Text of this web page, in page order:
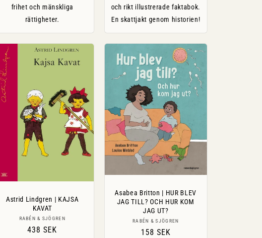
frihet och mänskliga
rättigheter.
och rikt illustrerade faktabok.
En skattjakt genom historien!
Astrid Lindgren | KAJSA
KAVAT
Säljare:
RABÉN & SJÖGREN
Ordinarie
438 SEK
Asabea Britton | HUR BLEV
JAG TILL? OCH HUR KOM
JAG UT?
Säljare:
RABÉN & SJÖGREN
Ordinarie
158 SEK